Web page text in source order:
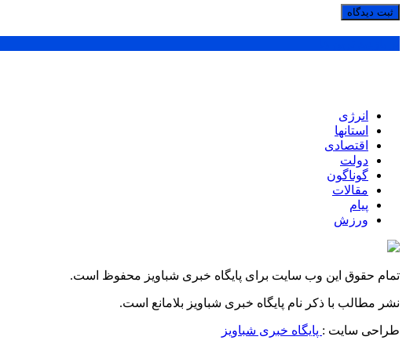
انرژی
استانها
اقتصادی
دولت
گوناگون
مقالات
پیام
ورزش
تمام حقوق این وب سایت برای پایگاه خبری شباویز محفوظ است.
نشر مطالب با ذکر نام پایگاه خبری شباویز بلامانع است.
طراحی سایت : پایگاه خبری شباویز